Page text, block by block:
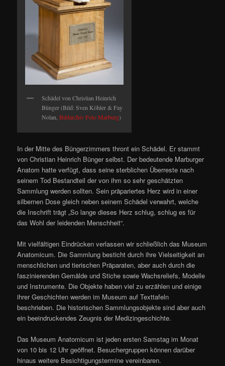
Schädel von Christian Heinrich
Bünger (Bild: Sven Köhler & Fay
Nolan,Bildarchiv Foto Marburg)
In der Mitte des Büngerzimmers thront ein Schädel. Er stammt
von Christian Heinrich Bünger selbst. Der bedeutende Marburger
Anatom hatte verfügt, dass seine sterblichen Überreste nach
seinem Tod Bestandteil der von ihm so sehr geschätzten
Sammlung werden sollten. Sein präpariertes Herz wird in einer
silbernen Dose gleich neben seinem Schädel verwahrt, welche
die Inschrift trägt „So lange dieses Herz schlug, schlug es für
das Wohl der leidenden Menschheit“.
Mit vielfältigen Eindrücken verlassen wir schließlich das Museum
Anatomicum. Die Sammlung besticht durch ihre Vielseitigkeit an
menschlichen und tierischen Präparaten, aber auch durch die
faszinierenden Gemälde und Stiche sowie Wachsreliefs, Modelle
und Instrumente. Die Objekte haben viel zu erzählen und einige
ihrer Geschichten werden im Museum auf Texttafeln
beschrieben. Die historischen Sammlungsobjekte sind aber auch
ein beeindruckendes Zeugnis der Medizingeschichte.
Das Museum Anatomicum ist jeden ersten Samstag im Monat
von 10 bis 12 Uhr geöffnet. Besuchergruppen können darüber
hinaus weitere Besichtigungstermine vereinbaren.